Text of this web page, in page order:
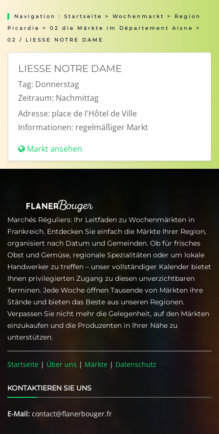
Navigation : Startseite > Wochenmarkt > Region
Picardie
> 02 die Märkte im Département Aisne
>
02 / LIESSE NOTRE DAME
LIESSE NOTRE DAME
Tag: Donnerstag
Zeitraum: Nachmittag
Adresse: place de l'Hôtel de Ville
Informationen: regelmäßiger Markt
Markt ansehen
Marchés Réguliers: Ihr Leitfaden zu Wochenmärkten in
Frankreich. Entdecken Sie einfach die Märkte Ihrer Region,
organisiert nach Datum und Gemeinden. Ob für frisches
Obst und Gemüse, regionale Spezialitäten oder um lokale
Handwerker zu treffen – unser vollständiger Kalender bietet
Ihnen privilegierten Zugang zu diesen unverzichtbaren
Terminen. Jede Woche öffnen Tausende von Märkten ihre
Stände und bieten das Beste aus unseren Regionen.
Verpassen Sie nicht mehr die Gelegenheit, auf den Märkten
einzukaufen und die Produzenten in Ihrer Nähe zu
unterstützen.
Startseite | Über uns | Märkte | Datenschutz
KONTAKTIEREN SIE UNS
E-Mail: contact@flanerbouger.fr